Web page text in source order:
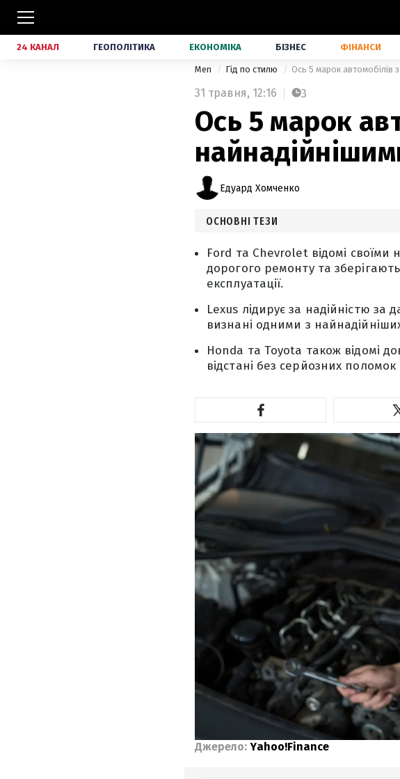
24 КАНАЛ ГЕОПОЛІТИКА ЕКОНОМІКА БІЗНЕС ФІНАНСИ
Men Гід по стилю Ось 5 марок автомобілів
31 травня, 12:16 3
Ось 5 марок
Едуард Хомченко
ОСНОВНІ ТЕЗИ
Ford та Chevrolet відомі
дорогого ремонту та
експлуатації.
Lexus лідирує за надійністю за
визнані одними з
Honda та Toyota також відомі
відстані без серйозних
Джерело: Yahoo!Finance